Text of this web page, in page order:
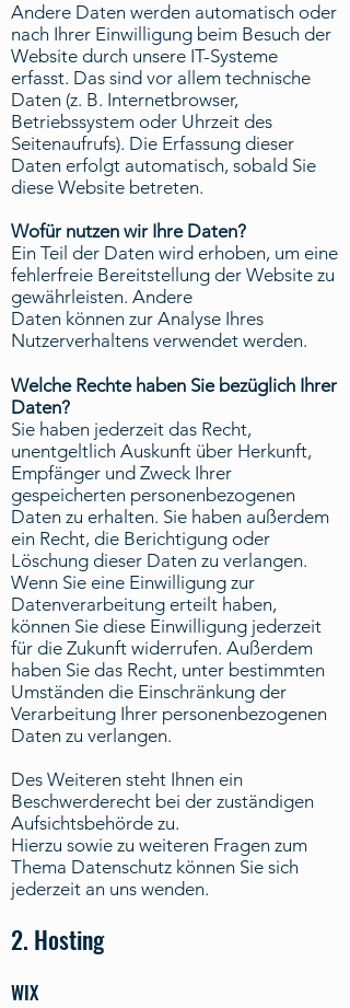
Andere Daten werden automatisch oder
nach Ihrer Einwilligung beim Besuch der
Website durch unsere IT-Systeme
erfasst. Das sind vor allem technische
Daten (z. B. Internetbrowser,
Betriebssystem oder Uhrzeit des
Seitenaufrufs). Die Erfassung dieser
Daten erfolgt automatisch, sobald Sie
diese Website betreten.
Wofür nutzen wir Ihre Daten?
Ein Teil der Daten wird erhoben, um eine
fehlerfreie Bereitstellung der Website zu
gewährleisten. Andere
Daten können zur Analyse Ihres
Nutzerverhaltens verwendet werden.
Welche Rechte haben Sie bezüglich Ihrer
Daten?
Sie haben jederzeit das Recht,
unentgeltlich Auskunft über Herkunft,
Empfänger und Zweck Ihrer
gespeicherten personenbezogenen
Daten zu erhalten. Sie haben außerdem
ein Recht, die Berichtigung oder
Löschung dieser Daten zu verlangen.
Wenn Sie eine Einwilligung zur
Datenverarbeitung erteilt haben,
können Sie diese Einwilligung jederzeit
für die Zukunft widerrufen. Außerdem
haben Sie das Recht, unter bestimmten
Umständen die Einschränkung der
Verarbeitung Ihrer personenbezogenen
Daten zu verlangen.
Des Weiteren steht Ihnen ein
Beschwerderecht bei der zuständigen
Aufsichtsbehörde zu.
Hierzu sowie zu weiteren Fragen zum
Thema Datenschutz können Sie sich
jederzeit an uns wenden.
2. Hosting
WIX